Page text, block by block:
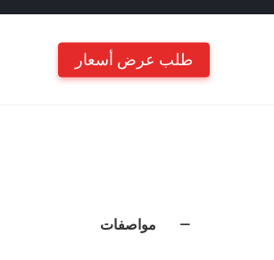
طلب عرض أسعار
مواصفات